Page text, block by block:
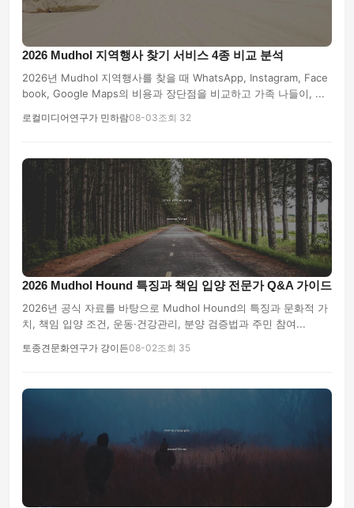
2026 Mudhol 지역행사 찾기 서비스 4종 비교 분석
2026년 Mudhol 지역행사를 찾을 때 WhatsApp, Instagram, Face
book, Google Maps의 비용과 장단점을 비교하고 가족 나들이, ...
로컬미디어연구가 민하람08-03조회 32
2026 Mudhol Hound 특징과 책임 입양 전문가 Q&A 가이드
2026년 공식 자료를 바탕으로 Mudhol Hound의 특징과 문화적 가
치, 책임 입양 조건, 운동·건강관리, 분양 검증법과 주민 참여...
토종견문화연구가 강이든08-02조회 35